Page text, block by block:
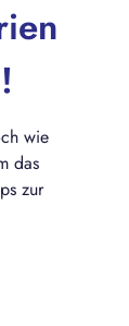
wie
das
zur